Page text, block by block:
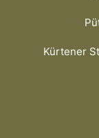
Kürtener